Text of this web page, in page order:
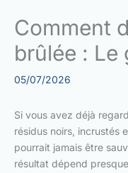
Comment
brûlée : Le
05/07/2026
Si vous avez déjà
résidus noirs, incrustés
pourrait jamais être
résultat dépend